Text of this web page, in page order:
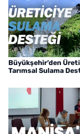
Büyükşehir’den
Tarımsal Sulama